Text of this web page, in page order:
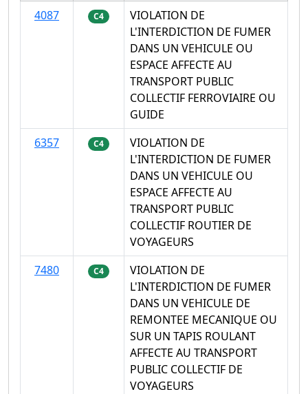
4087 C4
VIOLATION DE
L'INTERDICTION DE FUMER
DANS UN VEHICULE OU
ESPACE AFFECTE AU
TRANSPORT PUBLIC
COLLECTIF FERROVIAIRE OU
GUIDE
6357
C4
VIOLATION DE
L'INTERDICTION DE FUMER
DANS UN VEHICULE OU
ESPACE AFFECTE AU
TRANSPORT PUBLIC
COLLECTIF ROUTIER DE
VOYAGEURS
7480
C4
VIOLATION DE
L'INTERDICTION DE FUMER
DANS UN VEHICULE DE
REMONTEE MECANIQUE OU
SUR UN TAPIS ROULANT
AFFECTE AU TRANSPORT
PUBLIC COLLECTIF DE
VOYAGEURS